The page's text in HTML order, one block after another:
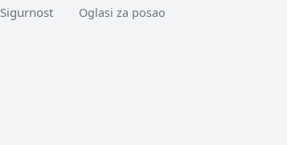
Sigurnost Oglasi za posao